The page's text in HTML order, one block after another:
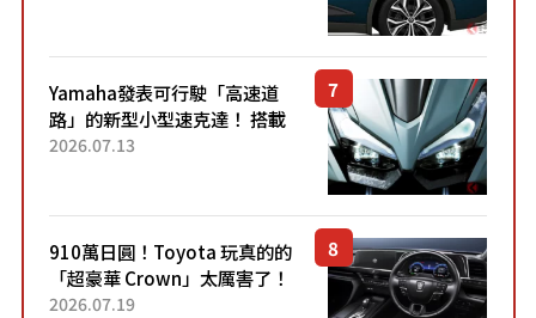
Yamaha發表可行駛「高速道
路」的新型小型速克達！ 搭載
能享受超強勁「渦輪感」的動
2026.07.13
910萬日圓！Toyota 玩真的的
「超豪華 Crown」太厲害了！
採用由「匠人技藝」打造的
2026.07.19